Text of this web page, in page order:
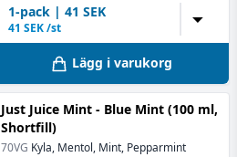
1-pack | 41 SEK
41 SEK /st
▼
Lägg i varukorg
Just Juice Mint - Blue Mint (100 ml,
Shortfill)
70VG Kyla, Mentol, Mint, Pepparmint